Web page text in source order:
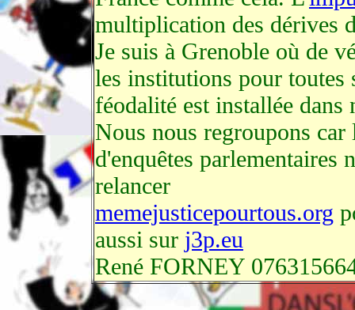
multiplication des dérives
Je suis à Grenoble où de
les institutions pour toutes
féodalité est installée
Nous nous regroupons car
d'enquêtes parlementaires
relancer
memejusticepourtous.org
aussi sur j3p.eu
René FORNEY